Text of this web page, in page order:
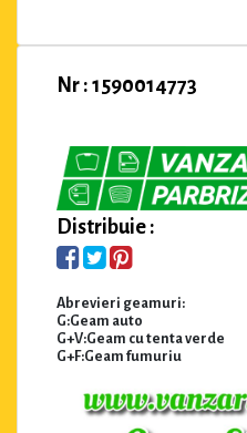
Nr : 1590014773
Distribuie :
Abrevieri geamuri:
G:Geam auto
G+V:Geam cu tenta verde
G+F:Geam fumuriu